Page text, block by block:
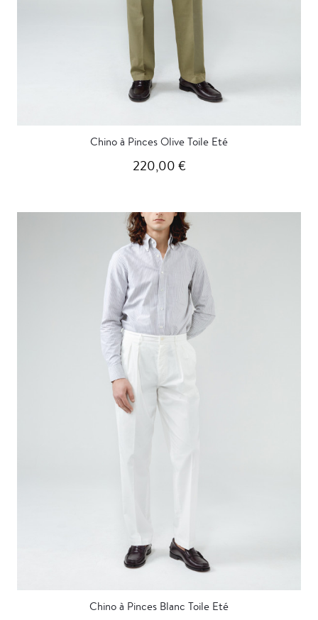
Chino à Pinces Olive Toile Eté
220,00 €
Chino à Pinces Blanc Toile Eté